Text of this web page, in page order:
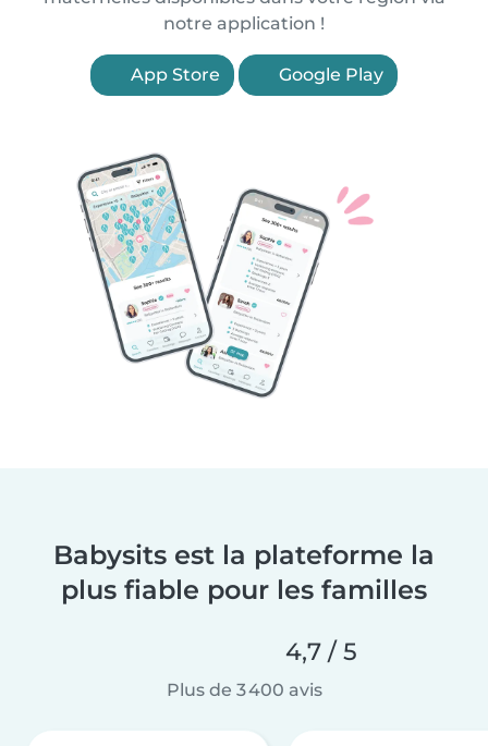
notre application !
App Store Google Play
Babysits est la plateforme la
plus fiable pour les familles
4,7 / 5
Plus de 3 400 avis